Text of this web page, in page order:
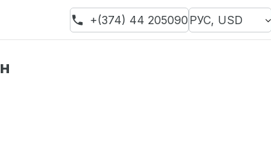
+(374) 44 205090 РУС, USD